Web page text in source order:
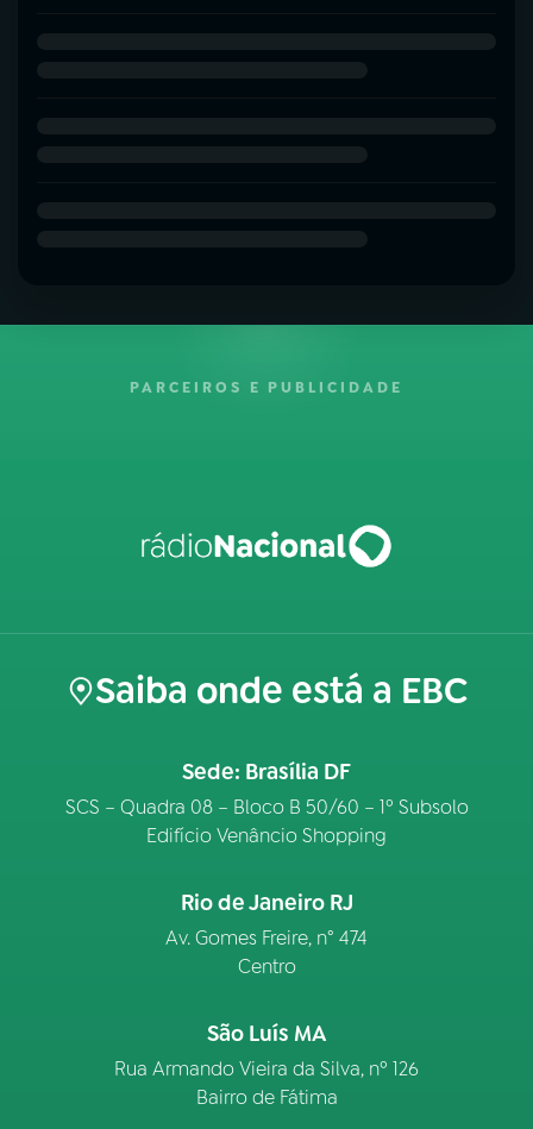
PARCEIROS E PUBLICIDADE
Saiba onde está a EBC
Sede: Brasília DF
SCS – Quadra 08 – Bloco B 50/60 – 1º Subsolo
Edifício Venâncio Shopping
Rio de Janeiro RJ
Av. Gomes Freire, n° 474
Centro
São Luís MA
Rua Armando Vieira da Silva, nº 126
Bairro de Fátima